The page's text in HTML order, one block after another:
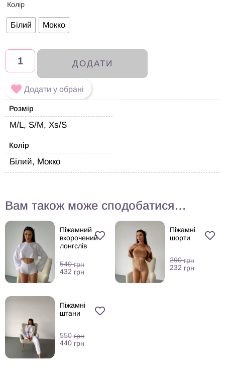
Колір
Білий Мокко
ДОДАТИ
Додати у обрані
Розмір
M/L, S/M, Xs/S
Колір
Білий, Мокко
Вам також може сподобатися…
Піжамний
вкорочений
лонгслів
540грн
432 грн
Піжамні
шорти
290грн
232 грн
Піжамні
штани
550грн
440 грн